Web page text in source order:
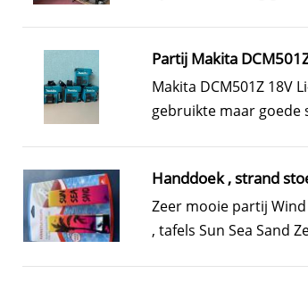
Partij Makita
Makita DCM501Z 18V
gebruikte maar goede
Handdoek , strand
Zeer mooie partij
, tafels Sun Sea Sand